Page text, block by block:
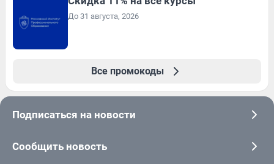
До 31 августа, 2026
Все промокоды
Подписаться на новости
Сообщить новость